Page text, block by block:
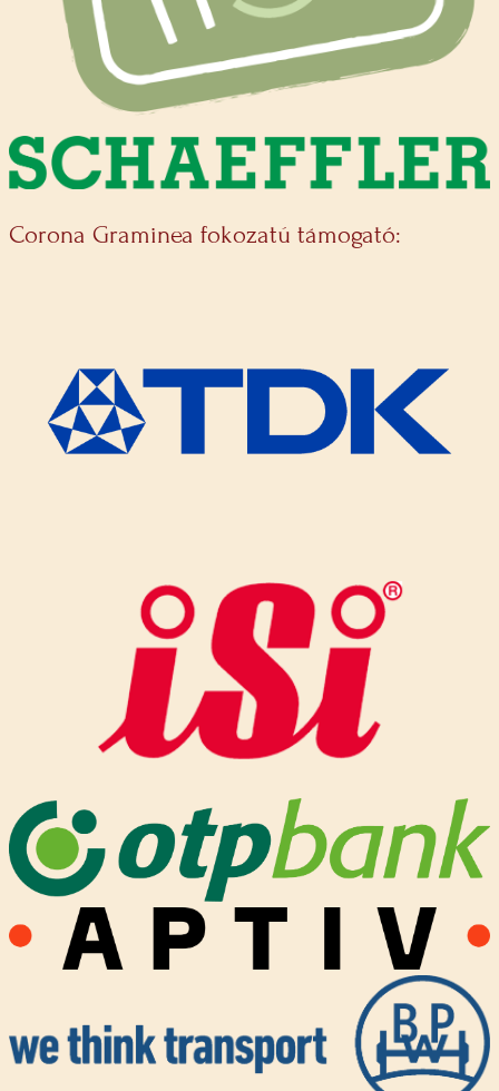
Corona Graminea fokozatú támogató: